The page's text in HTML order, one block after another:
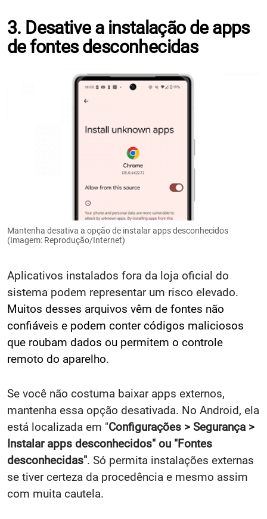
3. Desative a instalação de apps
de fontes desconhecidas
Mantenha desativa a opção de instalar apps desconhecidos
(Imagem: Reprodução/Internet)
Aplicativos instalados fora da loja oficial do
sistema podem representar um risco elevado.
Muitos desses arquivos vêm de fontes não
confiáveis e podem conter códigos maliciosos
que roubam dados ou permitem o controle
remoto do aparelho.
Se você não costuma baixar apps externos,
mantenha essa opção desativada. No Android, ela
está localizada em "Configurações > Segurança >
Instalar apps desconhecidos" ou "Fontes
desconhecidas". Só permita instalações externas
se tiver certeza da procedência e mesmo assim
com muita cautela.